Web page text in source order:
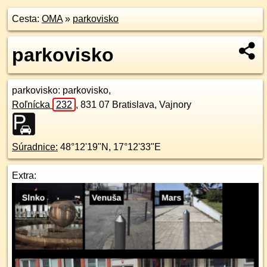
Cesta: OMA» parkovisko
parkovisko
parkovisko: parkovisko,
Roľnícka
232 , 831 07 Bratislava, Vajnory
Súradnice: 48°12'19"N , 17°12'33"E
Extra: